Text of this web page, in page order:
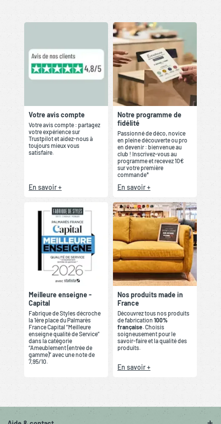
Votre avis compte
Votre avis compte : partagez
votre expérience sur
Trustpilot et aidez-nous à
toujours mieux vous
satisfaire.
En savoir +
Notre programme de
fidélité
Passionné de déco, novice
en pleine découverte ou pro
en devenir : bienvenue au
club ! Inscrivez-vous au
programme et recevez 10€
sur votre première
commande*
En savoir +
Meilleure enseigne -
Capital
Fabrique de Styles décroche
la 1ère place du Palmarès
France Capital “Meilleure
enseigne qualité de Service”
dans la catégorie
“Ameublement (entrée de
gamme)” avec une note de
7,95/10.
Nos produits made in
France
Découvrez tous nos produits
de fabrication 100%
française. Choisis
soigneusement pour le
savoir-faire et la qualité des
produits.
En savoir +